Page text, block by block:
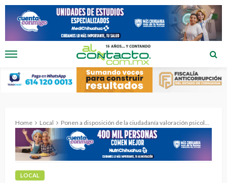
Home Local Ponen a disposición de la ciudadanía valoración psicológica para familias
LOCAL